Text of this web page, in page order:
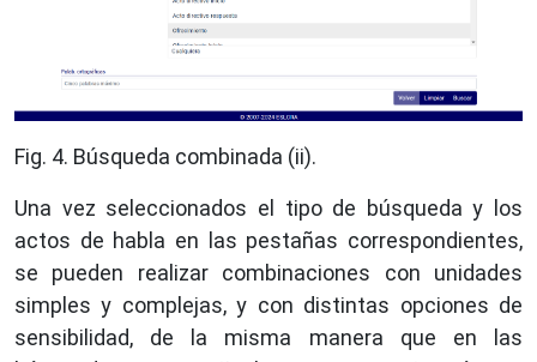
Fig. 4. Búsqueda combinada (ii).
Una vez seleccionados el tipo de búsqueda y los
actos de habla en las pestañas correspondientes,
se pueden realizar combinaciones con unidades
simples y complejas, y con distintas opciones de
sensibilidad, de la misma manera que en las